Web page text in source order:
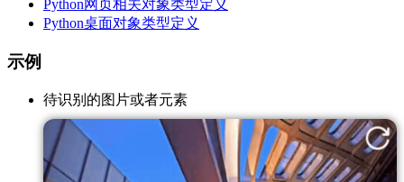
Python网页相关对象类型定义
Python桌面对象类型定义
示例
待识别的图片或者元素